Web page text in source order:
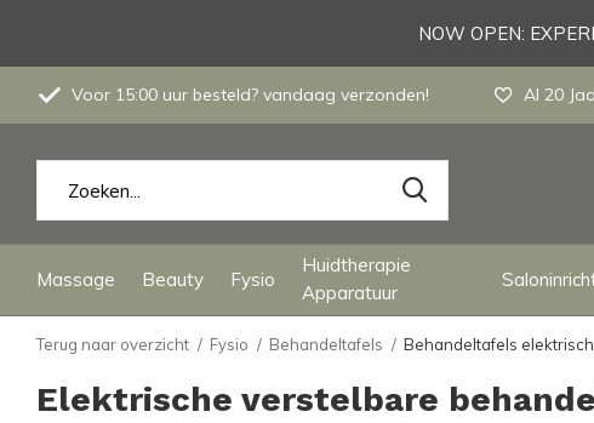
Massage Beauty Fysio
Huidtherapie
Apparatuur
Voor 15:00 uur besteld? vandaag verzonden! Al 20
NOW OPEN:
Terug naar overzicht Fysio Behandeltafels Behandeltafels elektrisch
Elektrische verstelbare